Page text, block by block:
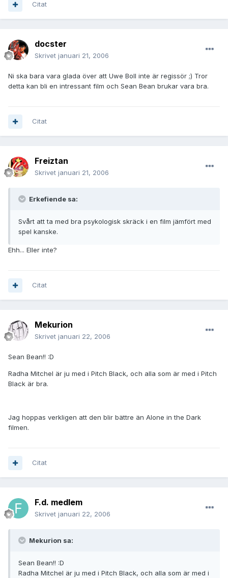
Citat
docster
Skrivet januari 21, 2006
Ni ska bara vara glada över att Uwe Boll inte är regissör ;) Tror
detta kan bli en intressant film och Sean Bean brukar vara bra.
Citat
Freiztan
Skrivet januari 21, 2006
Erkefiende sa:
Svårt att ta med bra psykologisk skräck i en film jämfört med
spel kanske.
Ehh... Eller inte?
Citat
Mekurion
Skrivet januari 22, 2006
Sean Bean!! :D
Radha Mitchel är ju med i Pitch Black, och alla som är med i Pitch
Black är bra.
Jag hoppas verkligen att den blir bättre än Alone in the Dark
filmen.
Citat
F.d. medlem
Skrivet januari 22, 2006
Mekurion sa:
Sean Bean!! :D
Radha Mitchel är ju med i Pitch Black, och alla som är med i